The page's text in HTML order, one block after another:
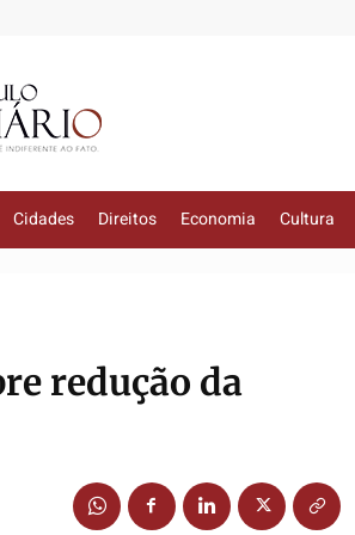
Cidades Direitos Economia Cultura
redução da